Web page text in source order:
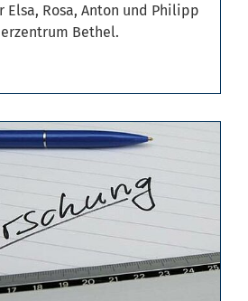
Elsa, Rosa, Anton und Philipp
Bethel.